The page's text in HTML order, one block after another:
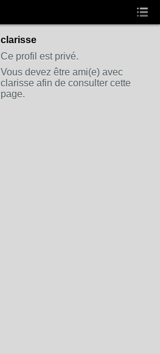
clarisse
Ce profil est privé.
Vous devez être ami(e) avec
clarisse afin de consulter cette
page.